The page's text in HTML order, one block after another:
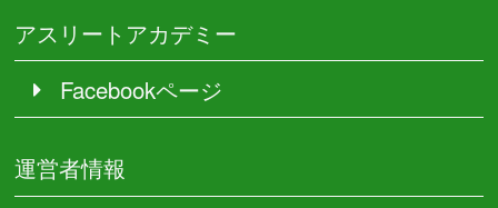
アスリートアカデミー
Facebookページ
運営者情報